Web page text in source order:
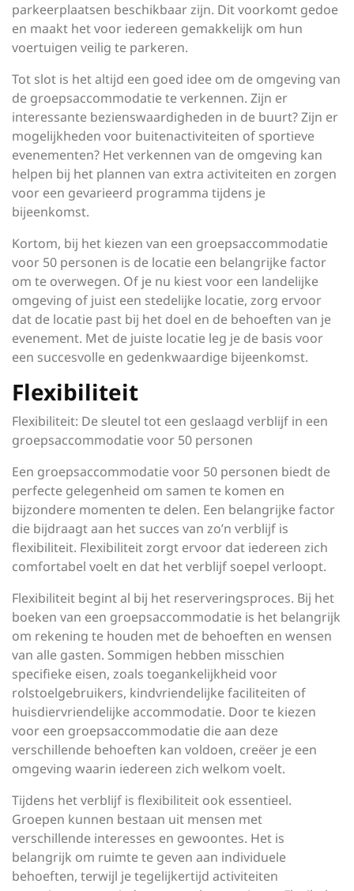
parkeerplaatsen beschikbaar zijn. Dit voorkomt gedoe
en maakt het voor iedereen gemakkelijk om hun
voertuigen veilig te parkeren.
Tot slot is het altijd een goed idee om de omgeving van
de groepsaccommodatie te verkennen. Zijn er
interessante bezienswaardigheden in de buurt? Zijn er
mogelijkheden voor buitenactiviteiten of sportieve
evenementen? Het verkennen van de omgeving kan
helpen bij het plannen van extra activiteiten en zorgen
voor een gevarieerd programma tijdens je
bijeenkomst.
Kortom, bij het kiezen van een groepsaccommodatie
voor 50 personen is de locatie een belangrijke factor
om te overwegen. Of je nu kiest voor een landelijke
omgeving of juist een stedelijke locatie, zorg ervoor
dat de locatie past bij het doel en de behoeften van je
evenement. Met de juiste locatie leg je de basis voor
een succesvolle en gedenkwaardige bijeenkomst.
Flexibiliteit
Flexibiliteit: De sleutel tot een geslaagd verblijf in een
groepsaccommodatie voor 50 personen
Een groepsaccommodatie voor 50 personen biedt de
perfecte gelegenheid om samen te komen en
bijzondere momenten te delen. Een belangrijke factor
die bijdraagt aan het succes van zo’n verblijf is
flexibiliteit. Flexibiliteit zorgt ervoor dat iedereen zich
comfortabel voelt en dat het verblijf soepel verloopt.
Flexibiliteit begint al bij het reserveringsproces. Bij het
boeken van een groepsaccommodatie is het belangrijk
om rekening te houden met de behoeften en wensen
van alle gasten. Sommigen hebben misschien
specifieke eisen, zoals toegankelijkheid voor
rolstoelgebruikers, kindvriendelijke faciliteiten of
huisdiervriendelijke accommodatie. Door te kiezen
voor een groepsaccommodatie die aan deze
verschillende behoeften kan voldoen, creëer je een
omgeving waarin iedereen zich welkom voelt.
Tijdens het verblijf is flexibiliteit ook essentieel.
Groepen kunnen bestaan uit mensen met
verschillende interesses en gewoontes. Het is
belangrijk om ruimte te geven aan individuele
behoeften, terwijl je tegelijkertijd activiteiten